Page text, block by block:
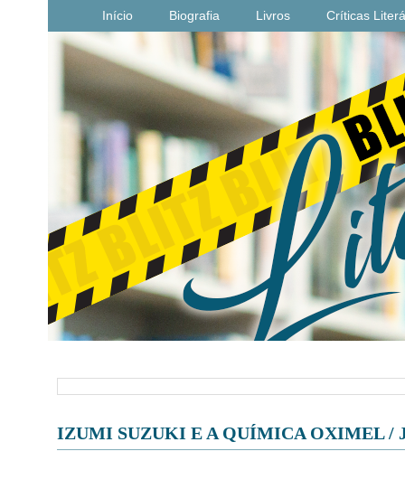
Início Biografia Livros Críticas
IZUMI SUZUKI E A QUÍMICA OXIMEL /